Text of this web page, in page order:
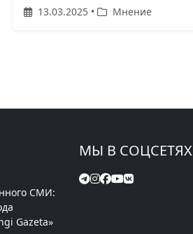
13.03.2025 • Мнение
СМИ:
Gazeta»
МЫ В СОЦСЕТЯХ